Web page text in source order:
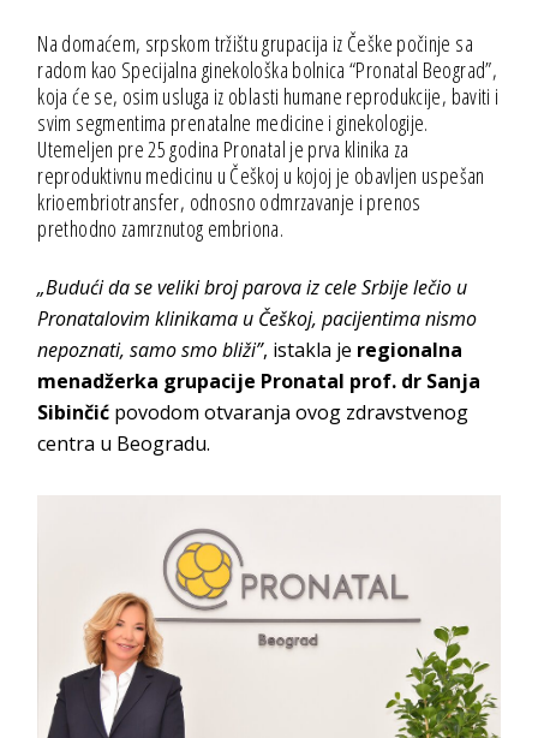
Na domaćem, srpskom tržištu grupacija iz Češke počinje sa
radom kao Specijalna ginekološka bolnica “Pronatal Beograd”,
koja će se, osim usluga iz oblasti humane reprodukcije, baviti i
svim segmentima prenatalne medicine i ginekologije.
Utemeljen pre 25 godina Pronatal je prva klinika za
reproduktivnu medicinu u Češkoj u kojoj je obavljen uspešan
krioembriotransfer, odnosno odmrzavanje i prenos
prethodno zamrznutog embriona.
„Budući da se veliki broj parova iz cele Srbije lečio u
Pronatalovim klinikama u Češkoj, pacijentima nismo
nepoznati, samo smo bliži”, istakla je regionalna
menadžerka grupacije Pronatal prof. dr Sanja
Sibinčić povodom otvaranja ovog zdravstvenog
centra u Beogradu.